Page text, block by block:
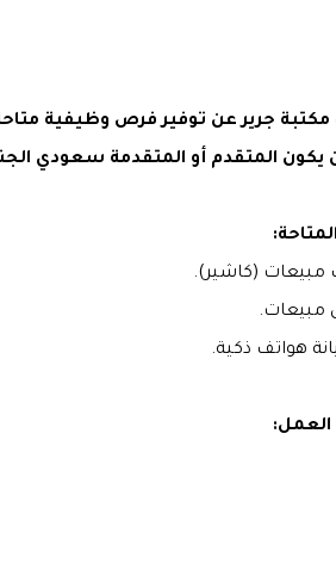
يكون المتقدم أو المتقدمة سعودي
العمل: